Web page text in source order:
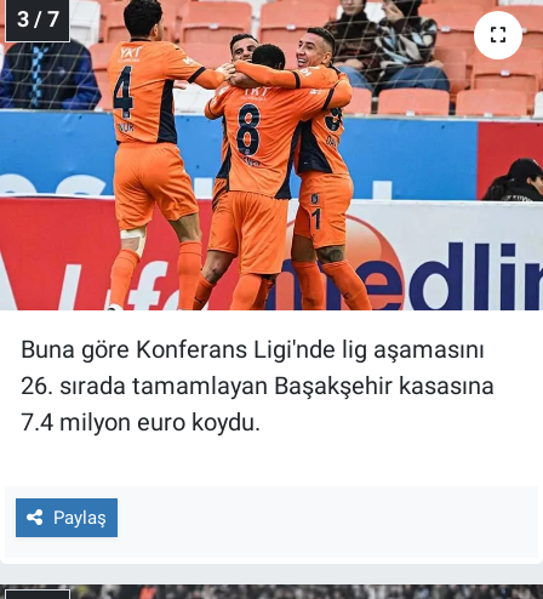
3 / 7
Buna göre Konferans Ligi'nde lig aşamasını
26. sırada tamamlayan Başakşehir kasasına
7.4 milyon euro koydu.
Paylaş